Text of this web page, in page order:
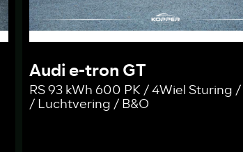
Audi e-tron GT
RS 93 kWh 600 PK / 4Wiel Sturing
/ Luchtvering / B&O